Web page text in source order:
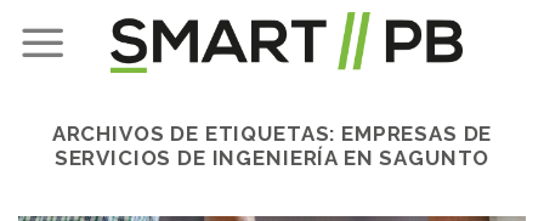
ARCHIVOS DE ETIQUETAS: EMPRESAS DE
SERVICIOS DE INGENIERÍA EN SAGUNTO